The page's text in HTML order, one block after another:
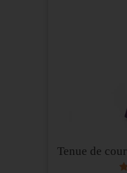
Tenue de